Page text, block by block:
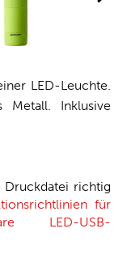
LED-Leuchte.
Metall. Inklusive
richtig
für
LED-USB-